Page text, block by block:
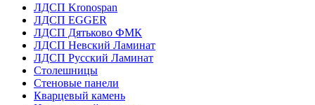
ЛДСП Kronospan
ЛДСП EGGER
ЛДСП Дятьково ФМК
ЛДСП Невский Ламинат
ЛДСП Русский Ламинат
Столешницы
Стеновые панели
Кварцевый камень